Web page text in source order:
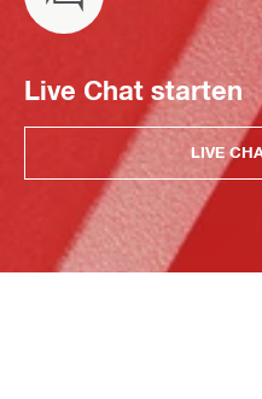
Live Chat starten
LIVE